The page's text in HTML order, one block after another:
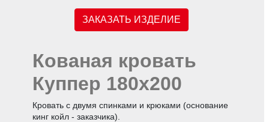
ЗАКАЗАТЬ ИЗДЕЛИЕ
Кованая кровать
Куппер 180х200
Кровать с двумя спинками и крюками (основание
кинг койл - заказчика).